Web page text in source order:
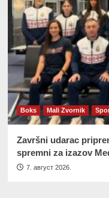
Boks Mali Zvornik
Završni udarac
spremni za izazov
7. август 2026.